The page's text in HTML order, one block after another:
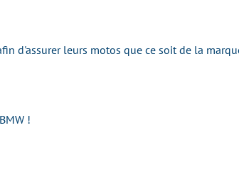
d'assurer leurs motos que ce soit de la
!